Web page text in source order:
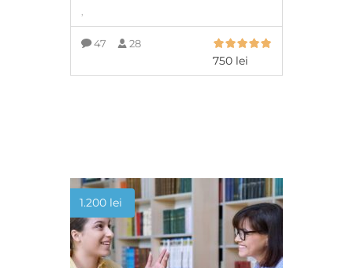
47 28
750 lei
1.200 lei